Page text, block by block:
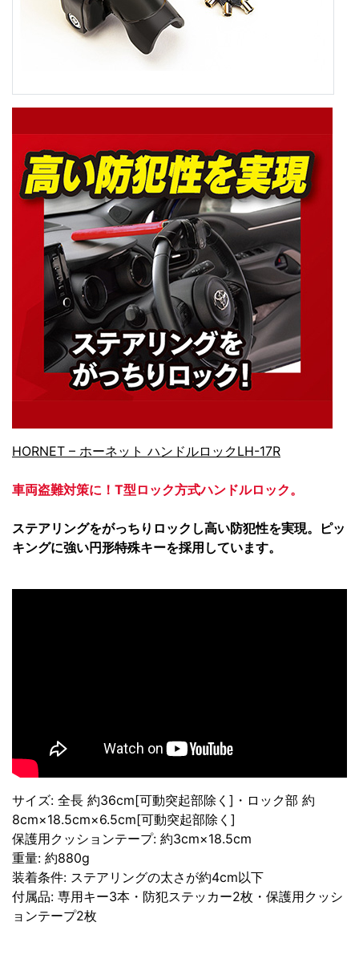
HORNET – ホーネット ハンドルロックLH-17R
車両盗難対策に！T型ロック方式ハンドルロック。
ステアリングをがっちりロックし高い防犯性を実現。ピッ
キングに強い円形特殊キーを採用しています。
サイズ: 全長 約36cm[可動突起部除く]・ロック部 約
8cm×18.5cm×6.5cm[可動突起部除く]
保護用クッションテープ: 約3cm×18.5cm
重量: 約880g
装着条件: ステアリングの太さが約4cm以下
付属品: 専用キー3本・防犯ステッカー2枚・保護用クッシ
ョンテープ2枚